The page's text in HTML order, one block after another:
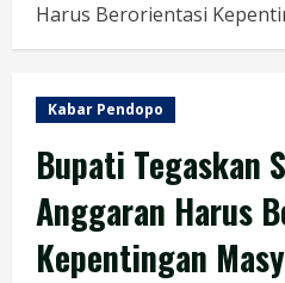
Harus Berorientasi
Kabar Pendopo
Bupati Tegaskan
Anggaran Harus
Kepentingan